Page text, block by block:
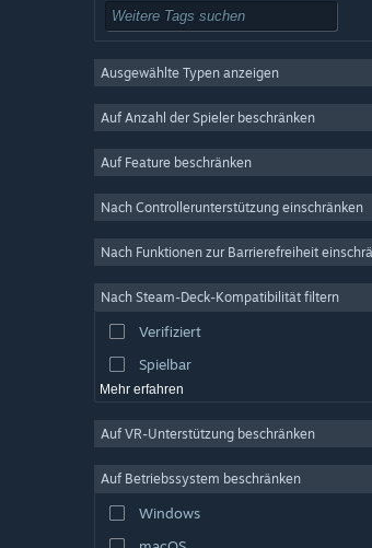
Kostenlos spielbar
MMO
Indie
Simulation
Videoproduktion
Fotobearbeitung
Ausgewählte Typen anzeigen
Auf Anzahl der Spieler beschränken
Auf Feature beschränken
Nach Controllerunterstützung einschränken
Nach Funktionen zur Barrierefreiheit
Nach Steam-Deck-Kompatibilität filtern
Verifiziert
Spielbar
Mehr erfahren
Auf VR-Unterstützung beschränken
Auf Betriebssystem beschränken
Windows